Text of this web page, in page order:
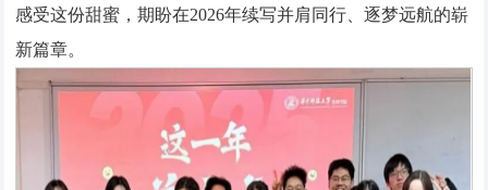
感受这份甜蜜，期盼在2026年续写并肩同行、逐梦远航的崭
新篇章。